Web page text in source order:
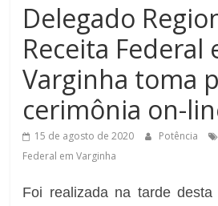
Delegado
Receita Federal
Varginha toma
cerimônia on-
15 de agosto de 2020 Potência
Federal em Varginha
Foi realizada na tarde